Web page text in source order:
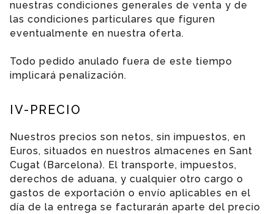
nuestras condiciones generales de venta y de
las condiciones particulares que figuren
eventualmente en nuestra oferta.
Todo pedido anulado fuera de este tiempo
implicará penalización.
IV-PRECIO
Nuestros precios son netos, sin impuestos, en
Euros, situados en nuestros almacenes en Sant
Cugat (Barcelona). El transporte, impuestos,
derechos de aduana, y cualquier otro cargo o
gastos de exportación o envío aplicables en el
día de la entrega se facturarán aparte del precio